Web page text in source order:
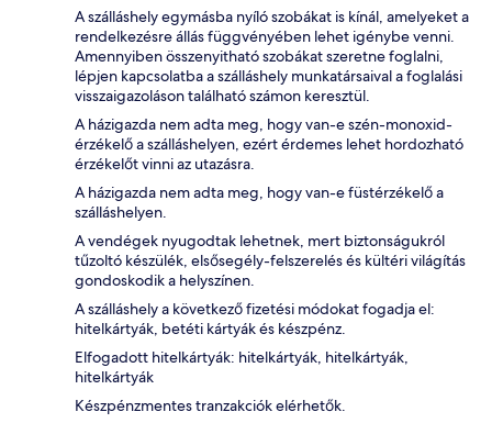
A szálláshely egymásba nyíló szobákat is kínál, amelyeket a
rendelkezésre állás függvényében lehet igénybe venni.
Amennyiben összenyitható szobákat szeretne foglalni,
lépjen kapcsolatba a szálláshely munkatársaival a foglalási
visszaigazoláson található számon keresztül.
A házigazda nem adta meg, hogy van-e szén-monoxid-
érzékelő a szálláshelyen, ezért érdemes lehet hordozható
érzékelőt vinni az utazásra.
A házigazda nem adta meg, hogy van-e füstérzékelő a
szálláshelyen.
A vendégek nyugodtak lehetnek, mert biztonságukról
tűzoltó készülék, elsősegély-felszerelés és kültéri világítás
gondoskodik a helyszínen.
A szálláshely a következő fizetési módokat fogadja el:
hitelkártyák, betéti kártyák és készpénz.
Elfogadott hitelkártyák: hitelkártyák, hitelkártyák,
hitelkártyák
Készpénzmentes tranzakciók elérhetők.